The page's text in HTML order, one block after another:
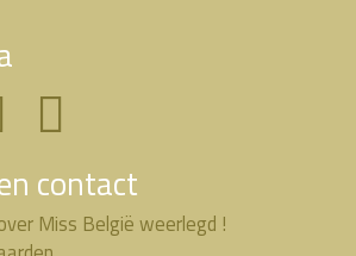
contact
Miss België weerlegd !